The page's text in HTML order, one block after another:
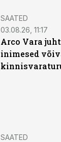
SAATED
03.08.26, 11:17
Arco Vara
inimesed
SAATED